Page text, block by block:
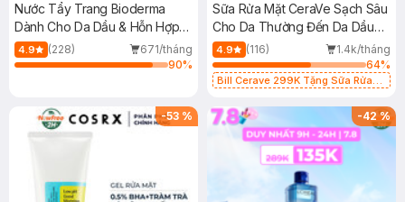
Nước Tẩy Trang Bioderma
Dành Cho Da Dầu & Hỗn Hợp
500ml
4.9 (228)
671/tháng
90%
Sữa Rửa Mặt CeraVe Sạch Sâu
Cho Da Thường Đến Da Dầu
473ml
4.9 (116)
1.4k/tháng
64%
Bill Cerave 299K Tặng Sữa Rửa
-53 % -42%